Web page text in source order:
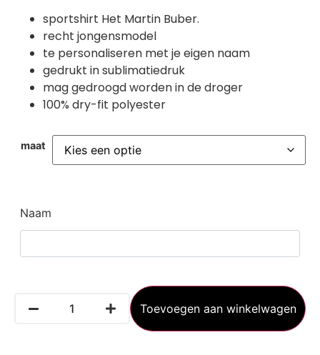
sportshirt Het Martin Buber.
recht jongensmodel
te personaliseren met je eigen naam
gedrukt in sublimatiedruk
mag gedroogd worden in de droger
100% dry-fit polyester
maat
Naam
Toevoegen aan winkelwagen